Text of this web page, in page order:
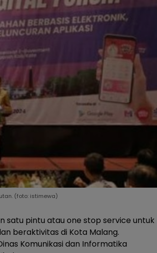
(foto: istimewa)
satu pintu atau one stop service untuk
beraktivitas di Kota Malang.
Komunikasi dan Informatika